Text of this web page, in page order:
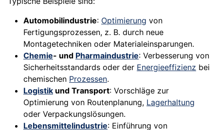
Automobilindustrie: Optimierung von
Fertigungsprozessen, z. B. durch neue
Montagetechniken oder Materialeinsparungen.
Chemie- und Pharmaindustrie: Verbesserung von
Sicherheitsstandards oder der Energieeffizienz bei
chemischen Prozessen.
Logistik und Transport: Vorschläge zur
Optimierung von Routenplanung, Lagerhaltung
oder Verpackungslösungen.
Lebensmittelindustrie: Einführung von